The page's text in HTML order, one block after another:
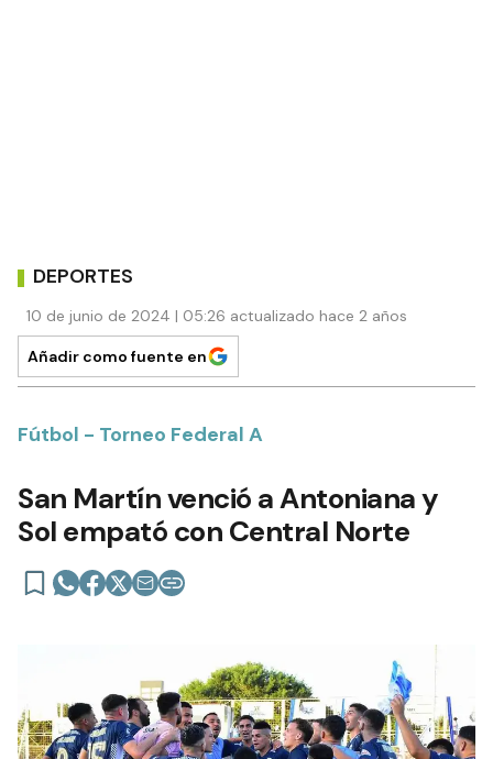
DEPORTES
10 de junio de 2024 | 05:26 actualizado hace 2 años
Añadir como fuente en
Fútbol - Torneo Federal A
San Martín venció a Antoniana y
Sol empató con Central Norte